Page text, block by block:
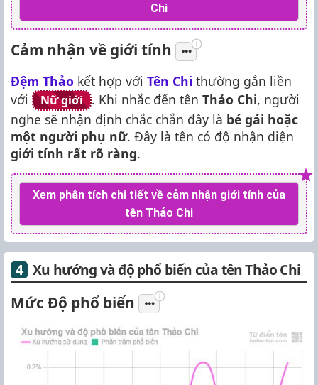
Chi
Cảm nhận về giới tính
Đệm Thảo kết hợp với Tên Chi thường gắn liền
với
Nữ giới . Khi nhắc đến tên Thảo Chi, người
nghe sẽ nhận định chắc chắn đây là bé gái hoặc
một người phụ nữ. Đây là tên có độ nhận diện
giới tính rất rõ ràng.
Xem phân tích chi tiết về cảm nhận giới tính của
tên Thảo Chi
Xu hướng và độ phổ biến của tên Thảo Chi
Mức Độ phổ biến